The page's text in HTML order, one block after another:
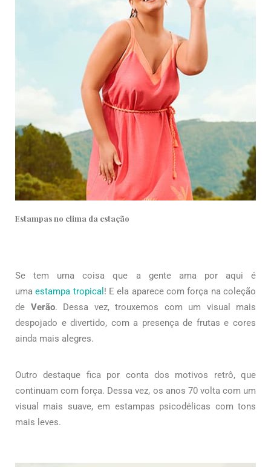
Estampas no clima da estação
Se tem uma coisa que a gente ama por aqui é
umaestampa tropical ! E ela aparece com força na coleção
de Verão. Dessa vez, trouxemos com um visual mais
despojado e divertido, com a presença de frutas e cores
ainda mais alegres.
Outro destaque fica por conta dos motivos retrô, que
continuam com força. Dessa vez, os anos 70 volta com um
visual mais suave, em estampas psicodélicas com tons
mais leves.